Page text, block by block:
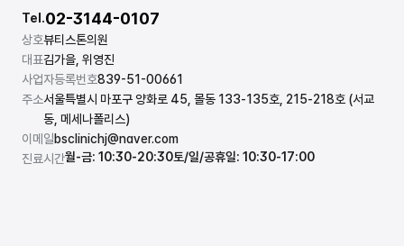
상호뷰티스톤의원
대표김가을, 위영진
사업자등록번호839-51-00661
주소서울특별시 마포구 양화로 45, 몰동 133-135호, 215-218호 (서교
동, 메세나폴리스)
이메일bsclinichj@naver.com
진료시간월-금: 10:30-20:30토/일/공휴일: 10:30-17:00
Tel.02-3144-0107